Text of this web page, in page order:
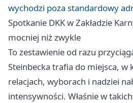
wychodzi poza standardowy
Spotkanie DKK w Zakładzie
mocniej niż zwykle
To zestawienie od razu
Steinbecka trafia do miejsca,
relacjach, wyborach i nadziei
intensywności. Właśnie w